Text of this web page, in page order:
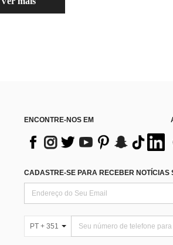
ENCONTRE-NOS EM
CADASTRE-SE PARA RECEBER NOTÍCIAS
PT + 351